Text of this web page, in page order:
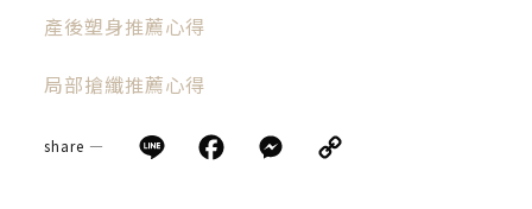
產後塑身推薦心得
局部搶纖推薦心得
share — Line Facebook
Messenger